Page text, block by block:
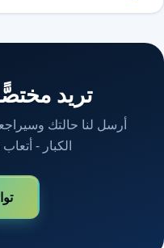
تريد
أرسل لنا حالتك
الكبار -